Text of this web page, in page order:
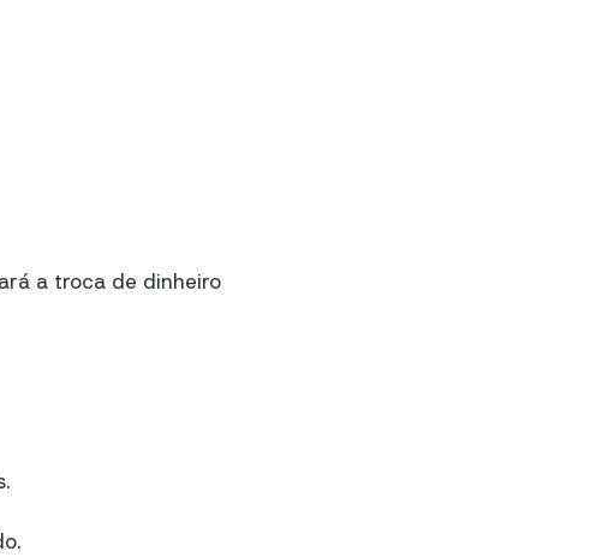
a troca de dinheiro